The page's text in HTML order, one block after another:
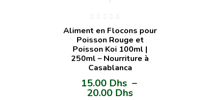
Aliment en Flocons pour
Poisson Rouge et
Poisson Koi 100ml |
250ml – Nourriture à
Casablanca
15.00 Dhs –
20.00 Dhs